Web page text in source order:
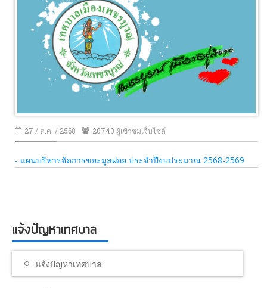
ข่าวประชาสัมพันธ์
หน่วยงานภายใน
ภาพกิจกรรม
อื่นๆ
27 / ต.ค. / 2568 20743 ผู้เข้าชมเว็บไซต์
- แผนบริหารจัดการขยะมูลฝอย ประจำปีงบประมาณ 2568-2569
แจ้งปัญหาเทศบาล
แจ้งปัญหาเทศบาล